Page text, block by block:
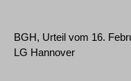
BGH, Urteil vom 16.
LG Hannover